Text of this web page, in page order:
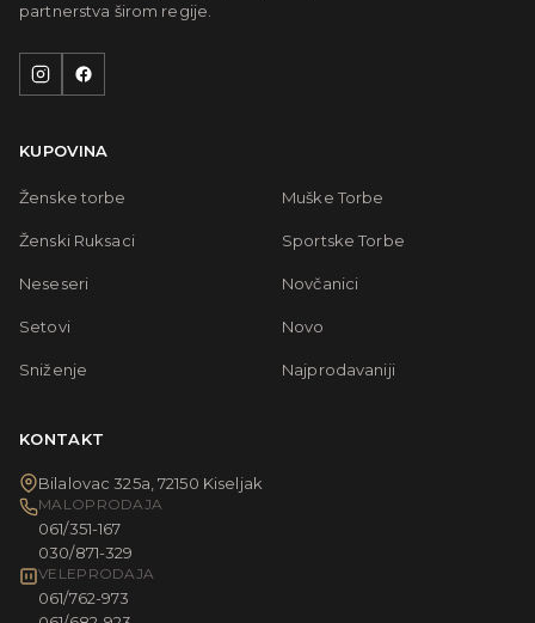
partnerstva širom regije.
KUPOVINA
Ženske torbe Muške Torbe
Ženski Ruksaci Sportske Torbe
Neseseri Novčanici
Setovi Novo
Sniženje Najprodavaniji
KONTAKT
Bilalovac 325a, 72150 Kiseljak
MALOPRODAJA
061/351-167
030/871-329
VELEPRODAJA
061/762-973